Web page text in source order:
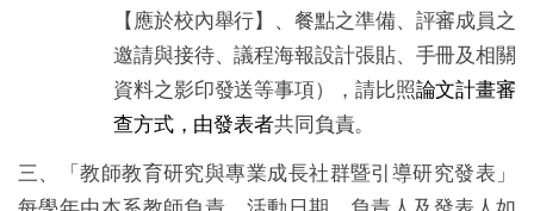
【應於校內舉行】、餐點之準備、評審成員之
邀請與接待、議程海報設計張貼、手冊及相關
資料之影印發送等事項），請比照論文計畫審
查方式，由發表者共同負責。
三、「教師教育研究與專業成長社群暨引導研究發表」